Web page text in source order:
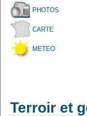
PHOTOS
CARTE
METEO
Terroir et